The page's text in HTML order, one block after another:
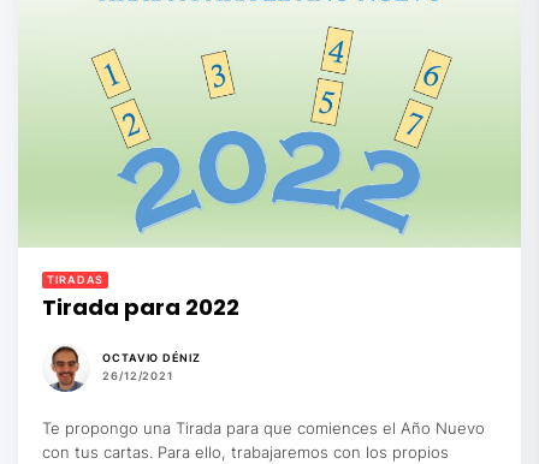
TIRADAS
Tirada para 2022
OCTAVIO DÉNIZ
26/12/2021
Te propongo una Tirada para que comiences el Año Nuevo
con tus cartas. Para ello, trabajaremos con los propios